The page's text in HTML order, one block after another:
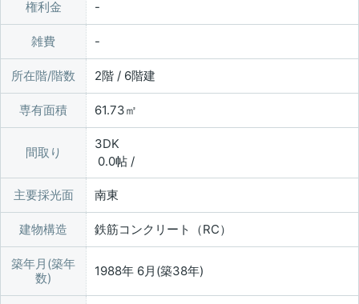
権利金
雑費
所在階/階数 2階 / 6階建
専有面積 61.73㎡
間取り
3DK
0.0帖 /
主要採光面 南東
建物構造 鉄筋コンクリート（RC）
築年月(築年
数)
1988年 6月(築38年)